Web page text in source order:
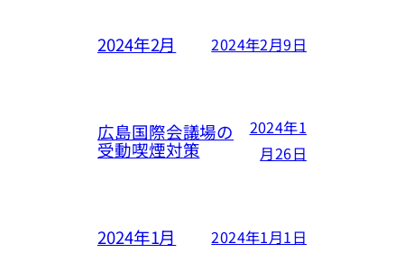
2024年2月 2024年2月9日
広島国際会議場の
受動喫煙対策
2024年1
月26日
2024年1月 2024年1月1日